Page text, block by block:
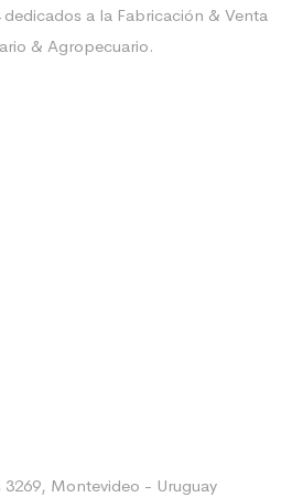
a la Fabricación & Venta
& Agropecuario.
3269, Montevideo - Uruguay